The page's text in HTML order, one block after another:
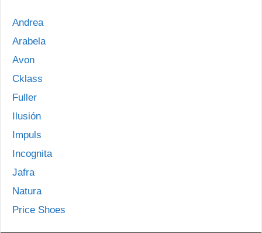
Andrea
Arabela
Avon
Cklass
Fuller
Ilusión
Impuls
Incognita
Jafra
Natura
Price Shoes